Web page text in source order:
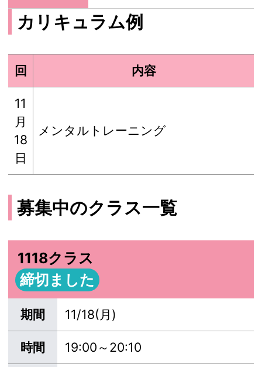
カリキュラム例
回 内容
11
月
18
日
メンタルトレーニング
募集中のクラス一覧
1118クラス
締切ました
期間 11/18(月)
時間 19:00～20:10